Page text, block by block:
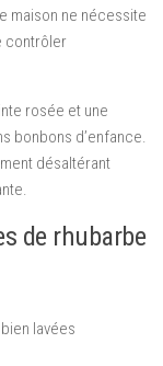
maison ne nécessite
contrôler
rosée et une
bonbons d’enfance.
désaltérant
de rhubarbe
lavées